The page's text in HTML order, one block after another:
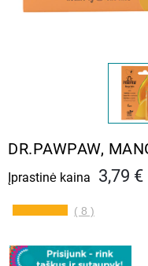
DR.PAWPAW,
Įprastinė kaina 3,79 €
( 8 )